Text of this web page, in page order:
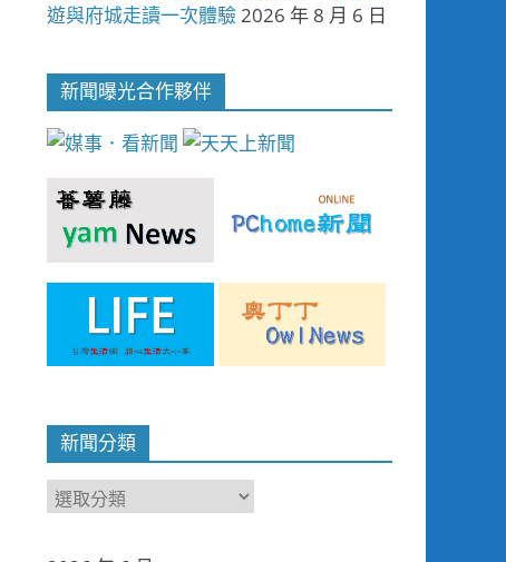
遊與府城走讀一次體驗2026 年 8 月 6 日
新聞曝光合作夥伴
新聞分類
新